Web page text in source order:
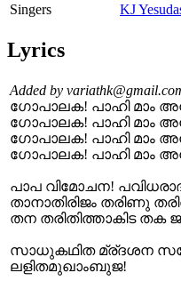
Singers
KJ
Lyrics
Added by
ഗോപാലക! പാഹി മാം
ഗോപാലക! പാഹി മാം
ഗോപാലക! പാഹി മാം
ഗോപാലക! പാഹി മാം
പാപ വിമോചന!
താനാതിരിജം തരിണു
തന തരിതിത്താകിട തക
സാധുകഥിത മ്ര്ദശന
ലളിതമുഖാംബുജ!